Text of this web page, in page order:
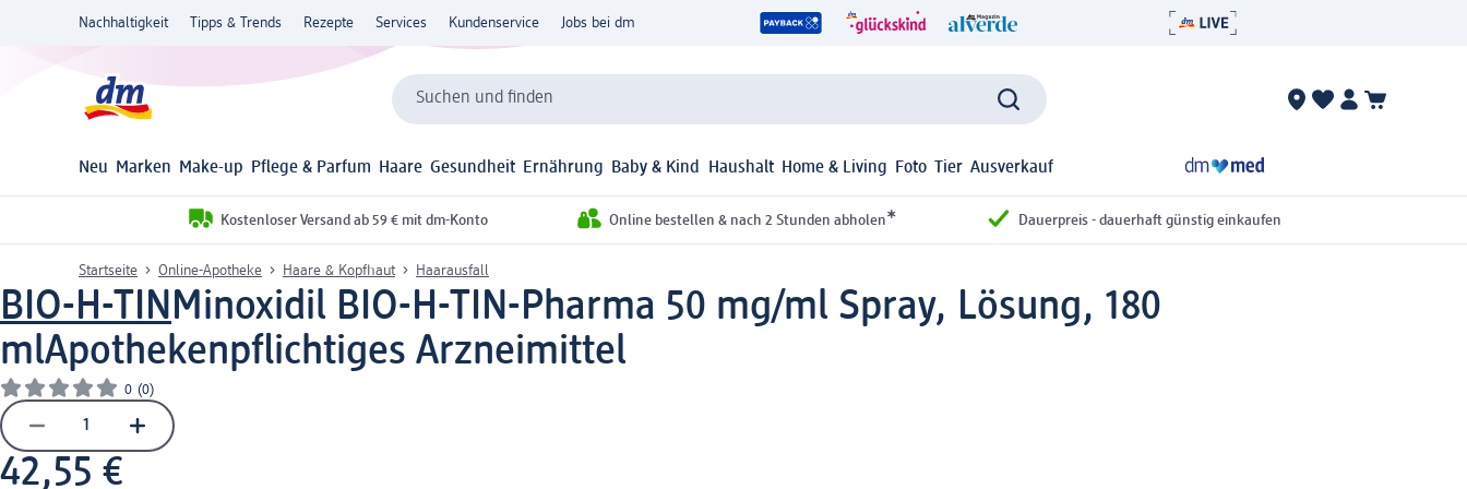
Nachhaltigkeit Tipps & Trends Rezepte Services Kundenservice Jobs bei dm
Suchen und finden
Neu Marken Make-up Pflege & Parfum Haare Gesundheit Ernährung Baby & Kind Haushalt Home & Living Foto Tier Ausverkauf
Kostenloser Versand ab 59 € mit dm-Konto Online bestellen & nach 2 Stunden abholen* Dauerpreis - dauerhaft günstig einkaufen
Startseite Online-Apotheke Haare & Kopfhaut Haarausfall
BIO-H-TINMinoxidil BIO-H-TIN-Pharma 50 mg/ml Spray, Lösung, 180
mlApothekenpflichtiges Arzneimittel
0 (0)
42,55 €